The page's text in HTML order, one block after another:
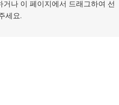
거나 이 페이지에서 드래그하여 선
세요.